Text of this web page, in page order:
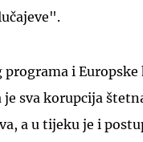
i
sva korupcija
a u tijeku je i